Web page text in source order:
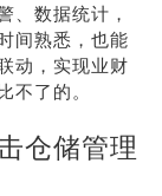
数据统计，
间熟悉，也能
动，实现业财
不了的。
仓储管理